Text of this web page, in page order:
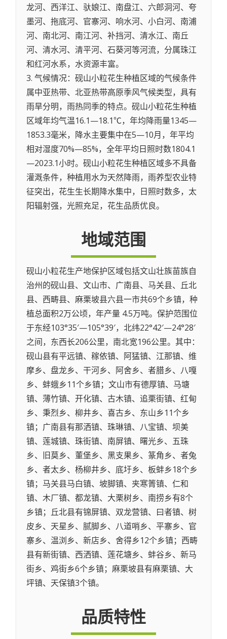
龙河、西洋江、驮娘江、南盘江、六郎洞河、夸
墨河、拖底河、官寨河、响水河、小白河、南浦
河、南北河、南江河、补挡河、清水江、南丘
河、清水河、清平河、石葵河等河流，分属珠江
和红河水系，水资源丰富。
3. 气候情况：砚山小粒花生种植区域的气候条件
属中亚热带、北亚热带高原季风气候类型，具有
雨旱分明，雨热同季的特点。砚山小粒花生种植
区域年均气温16.1—18.1℃，年均降雨量1345—
1853.3毫米，降水主要集中在5—10月，年平均
相对湿度70%—85%，全年平均日照时数1804.1
—2023.1小时。砚山小粒花生种植区域多不具备
灌溉条件，种植用水为天然降雨，雨养型农业特
征突出，花生生长期降水集中，日照时数多，太
阳辐射强，光照充足，花生品质优良。
地域范围
砚山小粒花生产地保护区域包括文山壮族苗族自
治州的砚山县、文山市、广南县、马关县、丘北
县、西畴县、麻栗坡县六县一市共69个乡镇，种
植总面积2万公顷，年产量 4.5万吨。保护范围位
于东经103°35′—105°39′，北纬22°42′—24°28′
之间，东西长206公里，南北宽196公里。其中：
砚山县有平远镇、稼依镇、阿猛镇、江那镇、维
摩乡、盘龙乡、干河乡、阿舍乡、者腊乡、八嘎
乡、蚌蛾乡11个乡镇；文山市有德厚镇、马塘
镇、薄竹镇、开化镇、古木镇、追栗街镇、红甸
乡、秉烈乡、柳井乡、喜古乡、东山乡11个乡
镇；广南县有那洒镇、珠琳镇、八宝镇、坝美
镇、莲城镇、珠街镇、南屏镇、曙光乡、五珠
乡、旧莫乡、董堡乡、黑支果乡、篆角乡、者兔
乡、者太乡、杨柳井乡、底圩乡、板蚌乡18个乡
镇；马关县马白镇、坡脚镇、夹寒箐镇、仁和
镇、木厂镇、都龙镇、大栗树乡、南捞乡有8个
乡镇；丘北县有锦屏镇、双龙营镇、曰者镇、树
皮乡、天星乡、腻脚乡、八道哨乡、平寨乡、官
寨乡、温浏乡、新店乡、舍得乡12个乡镇；西畴
县有新街镇、西洒镇、莲花塘乡、蚌谷乡、新马
街乡、鸡街乡6个乡镇；麻栗坡县有麻栗镇、大
坪镇、天保镇3个镇。
品质特性